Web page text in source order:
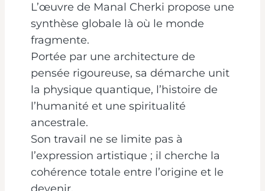
L’œuvre de Manal Cherki propose une
synthèse globale là où le monde
fragmente.
Portée par une architecture de
pensée rigoureuse, sa démarche unit
la physique quantique, l’histoire de
l’humanité et une spiritualité
ancestrale.
Son travail ne se limite pas à
l’expression artistique ; il cherche la
cohérence totale entre l’origine et le